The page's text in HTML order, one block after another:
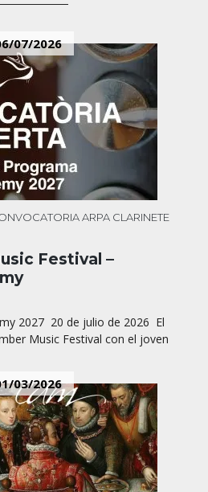
07/2026
ARPA CLARINETE
Festival –
2027 20 de julio de 2026 El
Music Festival con el joven
03/2026